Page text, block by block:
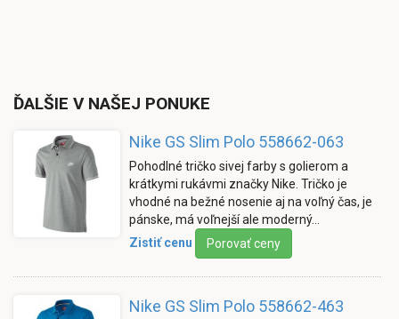
ĎALŠIE V NAŠEJ PONUKE
Nike GS Slim Polo 558662-063
Pohodlné tričko sivej farby s golierom a
krátkymi rukávmi značky Nike. Tričko je
vhodné na bežné nosenie aj na voľný čas, je
pánske, má voľnejší ale moderný…
Zistiť cenu
Porovať ceny
Nike GS Slim Polo 558662-463